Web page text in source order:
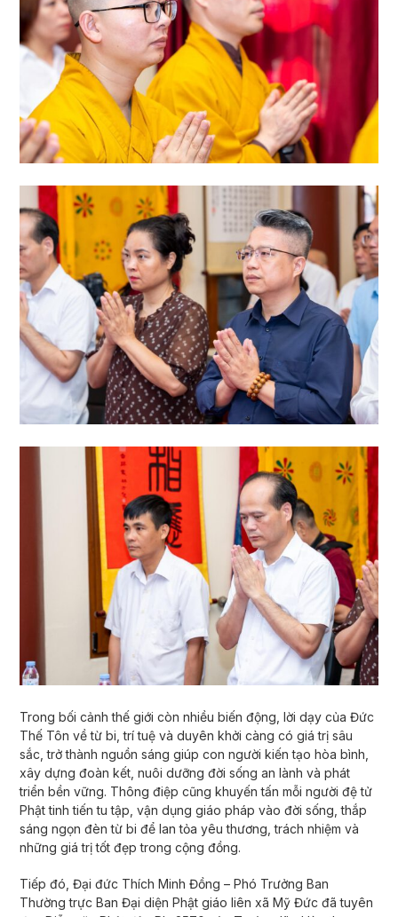
Trong bối cảnh thế giới còn nhiều biến động, lời dạy của Đức
Thế Tôn về từ bi, trí tuệ và duyên khởi càng có giá trị sâu
sắc, trở thành nguồn sáng giúp con người kiến tạo hòa bình,
xây dựng đoàn kết, nuôi dưỡng đời sống an lành và phát
triển bền vững. Thông điệp cũng khuyến tấn mỗi người đệ tử
Phật tinh tiến tu tập, vận dụng giáo pháp vào đời sống, thắp
sáng ngọn đèn từ bi để lan tỏa yêu thương, trách nhiệm và
những giá trị tốt đẹp trong cộng đồng.
Tiếp đó, Đại đức Thích Minh Đồng – Phó Trưởng Ban
Thường trực Ban Đại diện Phật giáo liên xã Mỹ Đức đã tuyên